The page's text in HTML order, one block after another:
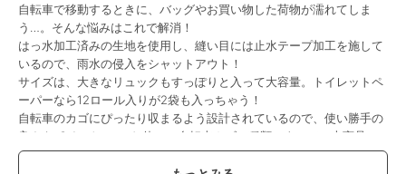
自転車で移動するときに、バッグやお買い物した荷物が濡れてしま
う…。そんな悩みはこれで解消！
はっ水加工済みの生地を使用し、縫い目には止水テープ加工を施して
いるので、雨水の侵入をシャットアウト！
サイズは、大きなリュックもすっぽりと入って大容量。トイレットペ
ーパーなら12ロール入りが2袋も入っちゃう！
自転車のカゴにぴったり収まるよう設計されているので、使い勝手の
良さもポイント。（※お使いの自転車カゴの種類によって、本商品レ
インバッグカバーとカゴのサイズが合わない場合がございます。予め